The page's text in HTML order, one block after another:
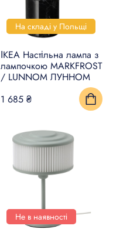
На складі у Польщі
ІКЕА Настільна лампа з
лампочкою MARKFROST
/ LUNNOM ЛУННОМ
1 685 ₴
Не в наявності